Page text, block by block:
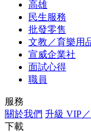
高雄
民生服務
批發零售
文教／育樂用
宣威企業社
面試心得
職員
服務
關於我們 升級 VIP
下載